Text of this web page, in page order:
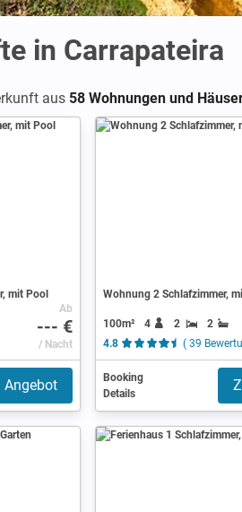
in Carrapateira
aus 58 Wohnungen und
mit Pool
Ab
--- €
/ Nacht
Angebot
Wohnung 2 Schlafzimmer,
100m² 4 2
2
4.8
( 39 Bewertungen )
Booking
Details